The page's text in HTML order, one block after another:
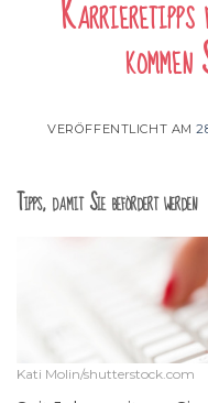
VERÖFFENTLICHT AM
Tipps, damit Sie befördert werden
Kati Molin/shutterstock.com